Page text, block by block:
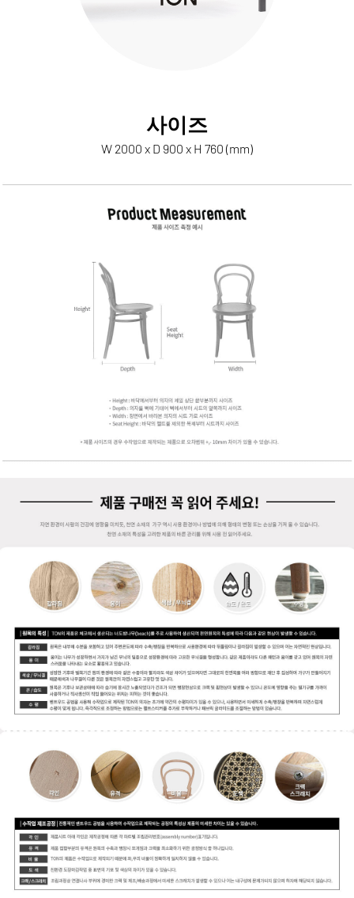
사이즈
W 2000 x D 900 x H 760 (mm)